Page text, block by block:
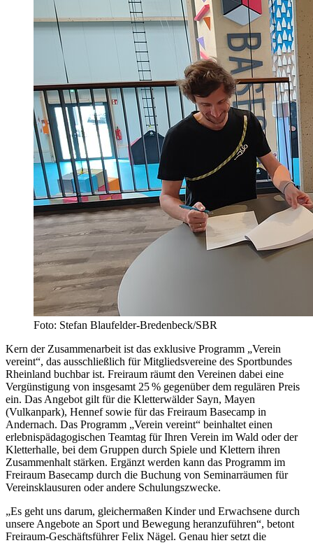
Foto: Stefan Blaufelder-Bredenbeck/SBR
Kern der Zusammenarbeit ist das exklusive Programm „Verein
vereint“, das ausschließlich für Mitgliedsvereine des Sportbundes
Rheinland buchbar ist. Freiraum räumt den Vereinen dabei eine
Vergünstigung von insgesamt 25 % gegenüber dem regulären Preis
ein. Das Angebot gilt für die Kletterwälder Sayn, Mayen
(Vulkanpark), Hennef sowie für das Freiraum Basecamp in
Andernach. Das Programm „Verein vereint“ beinhaltet einen
erlebnispädagogischen Teamtag für Ihren Verein im Wald oder der
Kletterhalle, bei dem Gruppen durch Spiele und Klettern ihren
Zusammenhalt stärken. Ergänzt werden kann das Programm im
Freiraum Basecamp durch die Buchung von Seminarräumen für
Vereinsklausuren oder andere Schulungszwecke.
„Es geht uns darum, gleichermaßen Kinder und Erwachsene durch
unsere Angebote an Sport und Bewegung heranzuführen“, betont
Freiraum‑Geschäftsführer Felix Nägel. Genau hier setzt die